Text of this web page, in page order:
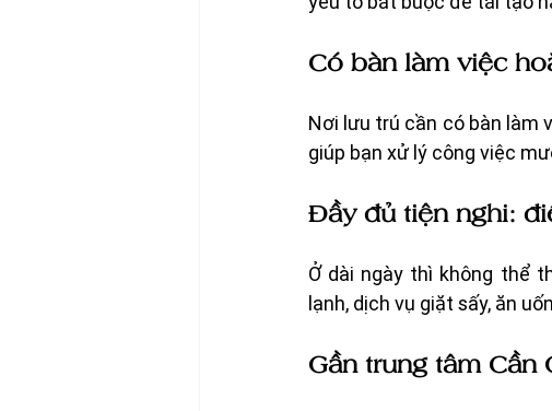
Có bàn làm việc
Nơi lưu trú cần có bàn làm
giúp bạn xử lý công việc
Đầy đủ tiện nghi:
Ở dài ngày thì không thể
lạnh, dịch vụ giặt sấy, ăn
Gần trung tâm